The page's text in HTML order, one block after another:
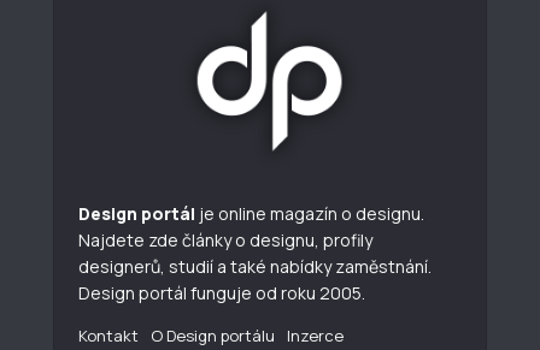
Design portál je online magazín o designu.
Najdete zde články o designu, profily
designerů, studií a také nabídky zaměstnání.
Design portál funguje od roku 2005.
Kontakt O Design portálu Inzerce